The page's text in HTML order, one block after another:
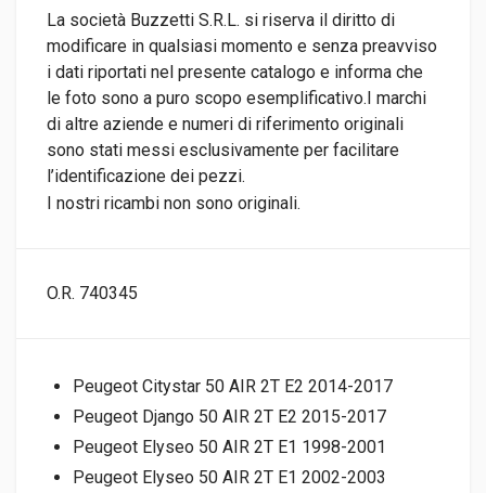
La società Buzzetti S.R.L. si riserva il diritto di
modificare in qualsiasi momento e senza preavviso
i dati riportati nel presente catalogo e informa che
le foto sono a puro scopo esemplificativo.I marchi
di altre aziende e numeri di riferimento originali
sono stati messi esclusivamente per facilitare
l’identificazione dei pezzi.
I nostri ricambi non sono originali.
O.R. 740345
Peugeot Citystar 50 AIR 2T E2 2014-2017
Peugeot Django 50 AIR 2T E2 2015-2017
Peugeot Elyseo 50 AIR 2T E1 1998-2001
Peugeot Elyseo 50 AIR 2T E1 2002-2003